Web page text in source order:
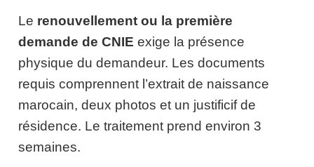
Le renouvellement ou la première
demande de CNIE exige la présence
physique du demandeur. Les documents
requis comprennent l’extrait de naissance
marocain, deux photos et un justificif de
résidence. Le traitement prend environ 3
semaines.